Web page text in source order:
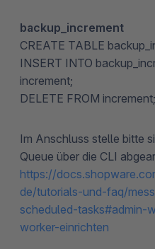
backup_increment
CREATE TABLE
INSERT INTO
increment;
DELETE FROM increment;
Im Anschluss stelle bitte
Queue über die CLI
https://
de/tutorials-und-faq/
scheduled-tasks#admin-
worker-einrichten